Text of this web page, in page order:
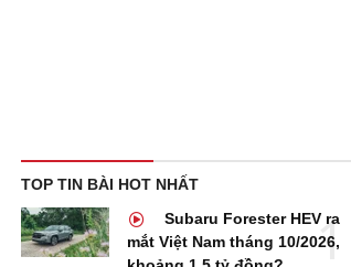
TOP TIN BÀI HOT NHẤT
Subaru Forester HEV ra
mắt Việt Nam tháng 10/2026,